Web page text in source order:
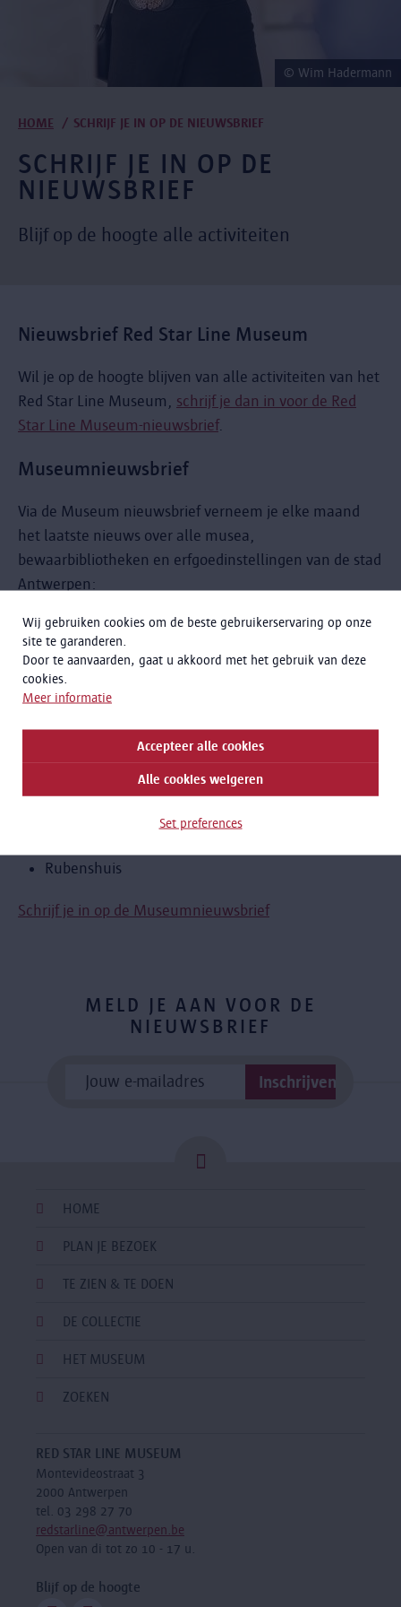
Wij gebruiken cookies om de beste gebruikerservaring op onze
site te garanderen.
Door te aanvaarden, gaat u akkoord met het gebruik van deze
cookies.
Meer informatie
Accepteer alle cookies
Alle cookies weigeren
Set preferences
© Wim Hadermann
Kruimelpad
HOME SCHRIJF JE IN OP DE NIEUWSBRIEF
SCHRIJF JE IN OP DE
NIEUWSBRIEF
Blijf op de hoogte alle activiteiten
Nieuwsbrief Red Star Line Museum
Wil je op de hoogte blijven van alle activiteiten van het
Red Star Line Museum, schrijf je dan in voor de Red
Star Line Museum-nieuwsbrief.
Museumnieuwsbrief
Via de Museum nieuwsbrief verneem je elke maand
het laatste nieuws over alle musea,
bewaarbibliotheken en erfgoedinstellingen van de stad
Antwerpen:
Boekenstad
Erfgoedbibliotheek Hendrik Conscience
Letterenhuis
MAS | Museum aan de Stroom
Museum Mayer van den Bergh
Museum Plantin-Moretus / Prentenkabinet
Museum Vleeshuis | Klank van de stad
Red Star Line Museum
Rubenshuis
Schrijf je in op de Museumnieuwsbrief
MELD JE AAN VOOR DE
NIEUWSBRIEF
HOME
PLAN JE BEZOEK
TE ZIEN & TE DOEN
DE COLLECTIE
HET MUSEUM
ZOEKEN
RED STAR LINE MUSEUM
Montevideostraat 3
2000 Antwerpen
tel. 03 298 27 70
redstarline@antwerpen.be
Open van di tot zo 10 - 17 u.
Blijf op de hoogte